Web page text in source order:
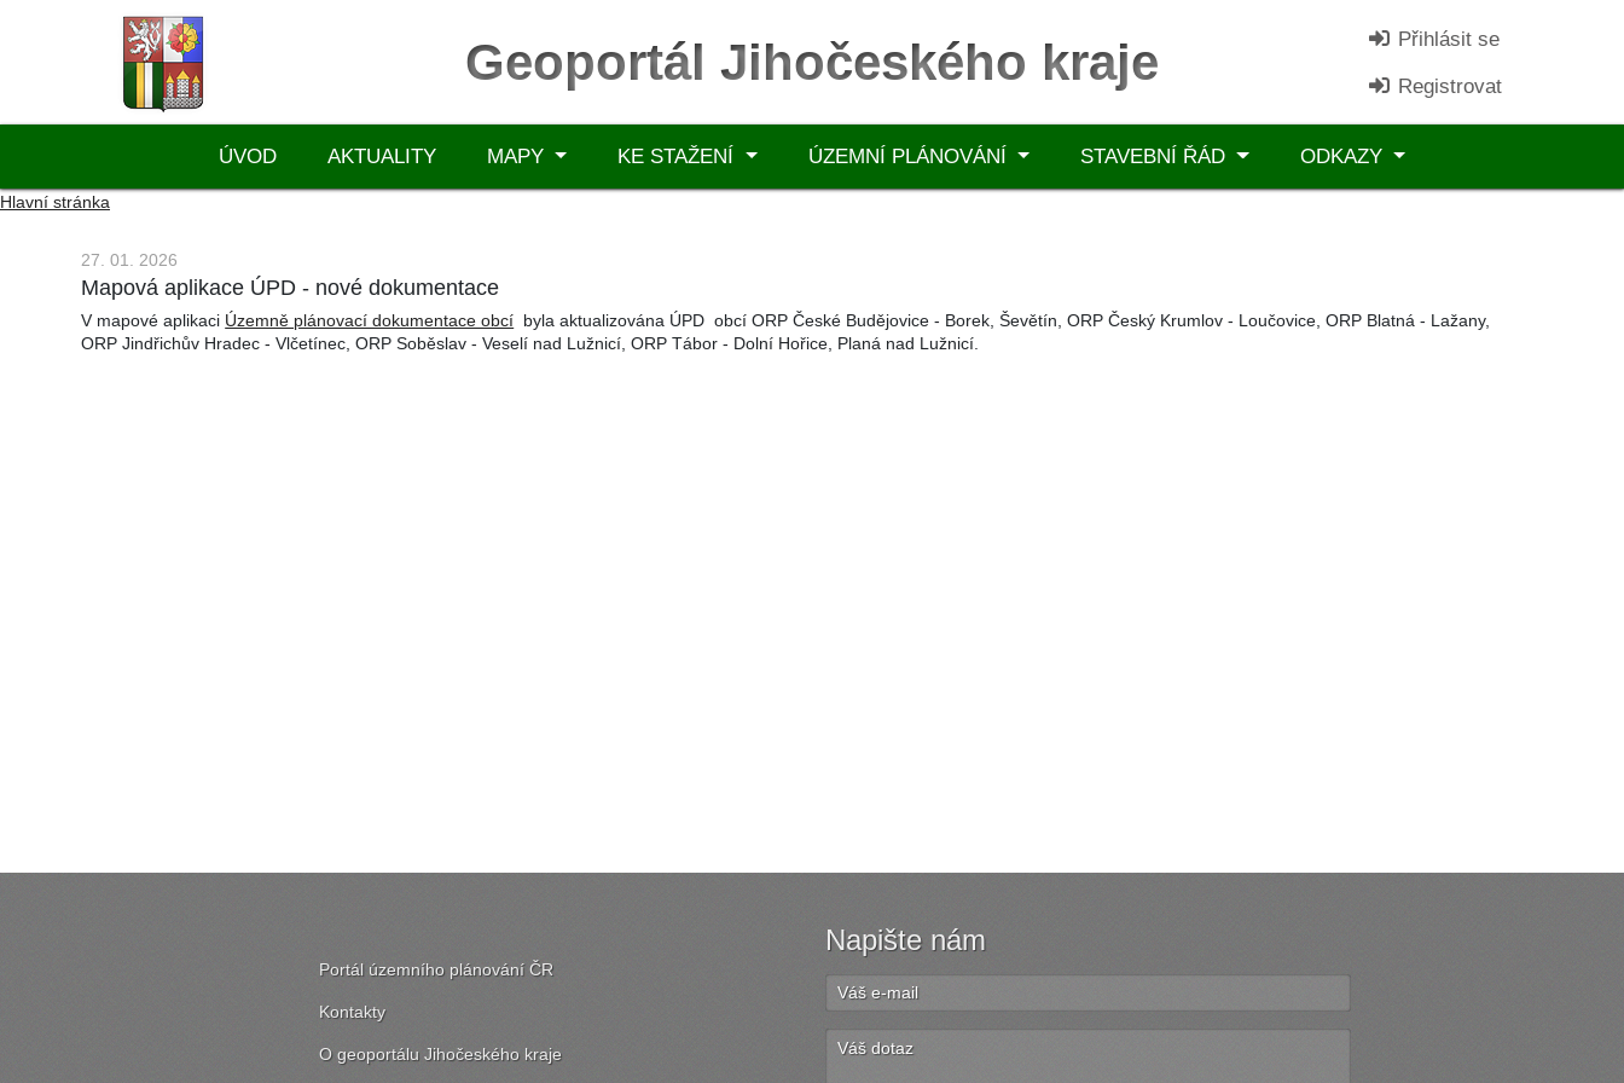
Geoportál Jihočeského kraje Přihlásit se
Registrovat
ÚVOD AKTUALITY MAPY KE STAŽENÍ ÚZEMNÍ PLÁNOVÁNÍ STAVEBNÍ ŘÁD ODKAZY
Hlavní stránka
27. 01. 2026
Mapová aplikace ÚPD - nové dokumentace
V mapové aplikaci Územně plánovací dokumentace obcí byla aktualizována ÚPD obcí ORP České Budějovice - Borek, Ševětín, ORP Český Krumlov - Loučovice, ORP Blatná - Lažany,
ORP Jindřichův Hradec - Vlčetínec, ORP Soběslav - Veselí nad Lužnicí, ORP Tábor - Dolní Hořice, Planá nad Lužnicí.
Portál územního plánování ČR
Kontakty
O geoportálu Jihočeského kraje
Napište nám